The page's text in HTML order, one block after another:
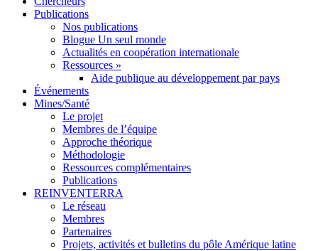
Publications
Nos publications
Blogue Un seul monde
Actualités en coopération internationale
Ressources »
Aide publique au développement par pays
Événements
Mines/Santé
Le projet
Membres de l’équipe
Approche théorique
Méthodologie
Ressources complémentaires
Publications
REINVENTERRA
Le réseau
Membres
Partenaires
Projets, activités et bulletins du pôle Amérique latine